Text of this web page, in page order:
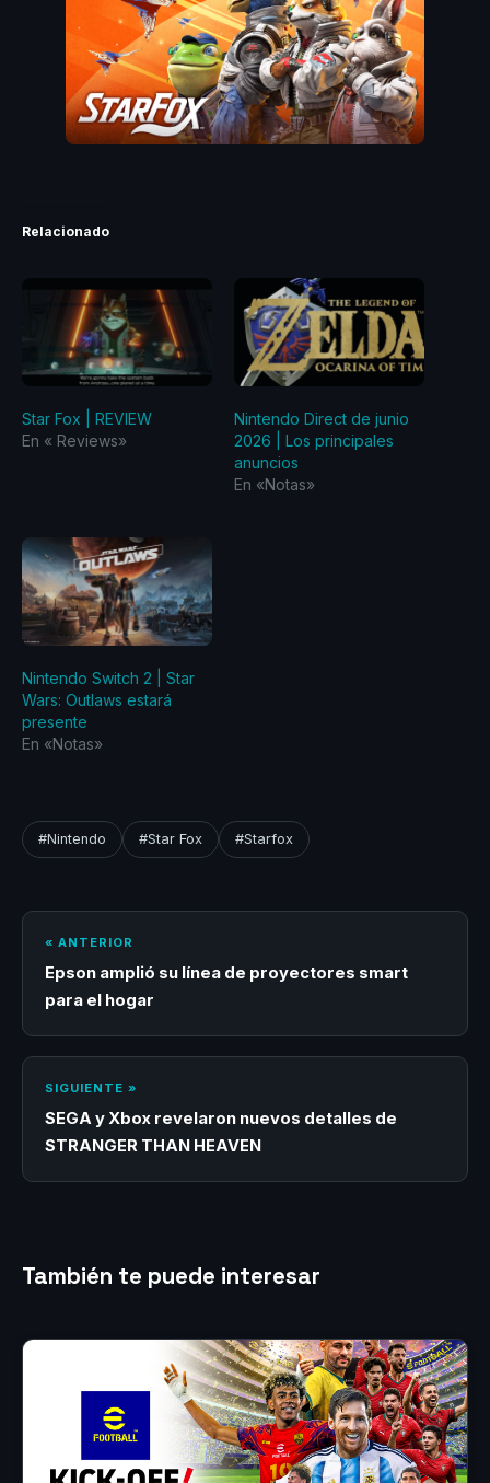
Relacionado
Star Fox | REVIEW
En «‎ Reviews‎»
Nintendo Direct de junio
2026 | Los principales
anuncios
En «Notas»
Nintendo Switch 2 | Star
Wars: Outlaws estará
presente
En «Notas»
#Nintendo #Star Fox #Starfox
« ANTERIOR
Epson amplió su línea de proyectores smart
para el hogar
SIGUIENTE »
SEGA y Xbox revelaron nuevos detalles de
STRANGER THAN HEAVEN
También te puede interesar